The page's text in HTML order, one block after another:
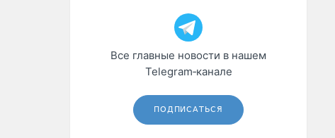
Все главные новости в нашем
Telegram‑канале
ПОДПИСАТЬСЯ